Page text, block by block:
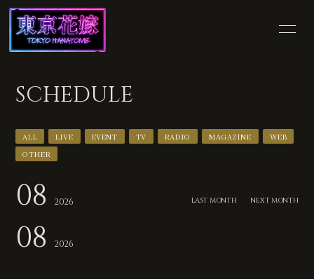
SCHEDULE
VIDEO
DISCOGRAPHY
SHOP
SCHEDULE
ALL LIVE EVENT TV RADIO MAGAZINE
WEB
OTHER
08 2026 LAST MONTH NEXT MONTH
08 2026